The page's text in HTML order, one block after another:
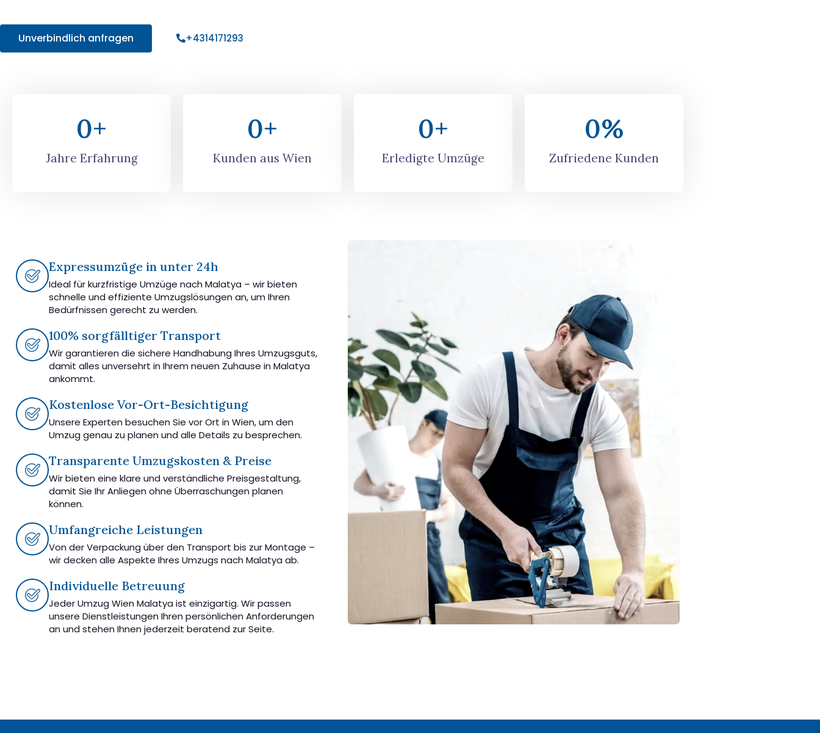
Unverbindlich anfragen +4314171293
Jahre Erfahrung
0+
Kunden aus Wien
0+
Erledigte Umzüge
0+
Zufriedene Kunden
0%
Expressumzüge in unter 24h
Ideal für kurzfristige Umzüge nach Malatya – wir bieten
schnelle und effiziente Umzugslösungen an, um Ihren
Bedürfnissen gerecht zu werden.
100% sorgfälltiger Transport
Wir garantieren die sichere Handhabung Ihres Umzugsguts,
damit alles unversehrt in Ihrem neuen Zuhause in Malatya
ankommt.
Kostenlose Vor-Ort-Besichtigung
Unsere Experten besuchen Sie vor Ort in Wien, um den
Umzug genau zu planen und alle Details zu besprechen.
Transparente Umzugskosten & Preise
Wir bieten eine klare und verständliche Preisgestaltung,
damit Sie Ihr Anliegen ohne Überraschungen planen
können.
Umfangreiche Leistungen
Von der Verpackung über den Transport bis zur Montage –
wir decken alle Aspekte Ihres Umzugs nach Malatya ab.
Individuelle Betreuung
Jeder Umzug Wien Malatya ist einzigartig. Wir passen
unsere Dienstleistungen Ihren persönlichen Anforderungen
an und stehen Ihnen jederzeit beratend zur Seite.